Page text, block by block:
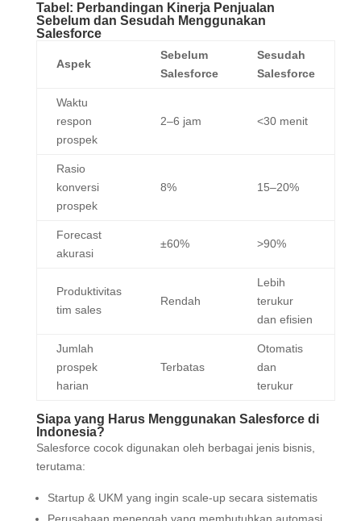
Tabel: Perbandingan Kinerja Penjualan
Sebelum dan Sesudah Menggunakan
Salesforce
Aspek
Sebelum
Salesforce
Sesudah
Salesforce
Waktu
respon
prospek
2–6 jam <30 menit
Rasio
konversi
prospek
8% 15–20%
Forecast
akurasi
±60% >90%
Produktivitas
tim sales
Rendah
Lebih
terukur
dan efisien
Jumlah
prospek
harian
Terbatas
Otomatis
dan
terukur
Siapa yang Harus Menggunakan Salesforce di
Indonesia?
Salesforce cocok digunakan oleh berbagai jenis bisnis,
terutama:
Startup & UKM yang ingin scale-up secara sistematis